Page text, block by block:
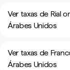
Ver taxas de Rial
Árabes Unidos
Ver taxas de
Árabes Unidos